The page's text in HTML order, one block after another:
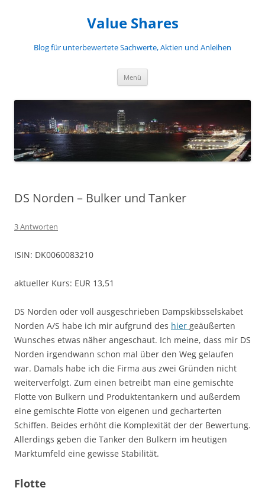
Value Shares
Blog für unterbewertete Sachwerte, Aktien und Anleihen
Menü
DS Norden – Bulker und Tanker
3 Antworten
ISIN: DK0060083210
aktueller Kurs: EUR 13,51
DS Norden oder voll ausgeschrieben Dampskibsselskabet
Norden A/S habe ich mir aufgrund des hier geäußerten
Wunsches etwas näher angeschaut. Ich meine, dass mir DS
Norden irgendwann schon mal über den Weg gelaufen
war. Damals habe ich die Firma aus zwei Gründen nicht
weiterverfolgt. Zum einen betreibt man eine gemischte
Flotte von Bulkern und Produktentankern und außerdem
eine gemischte Flotte von eigenen und gecharterten
Schiffen. Beides erhöht die Komplexität der der Bewertung.
Allerdings geben die Tanker den Bulkern im heutigen
Marktumfeld eine gewisse Stabilität.
Flotte